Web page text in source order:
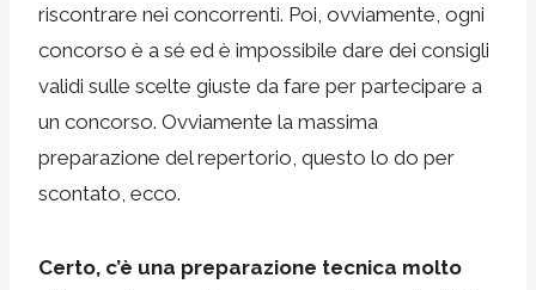
riscontrare nei concorrenti. Poi, ovviamente, ogni
concorso è a sé ed è impossibile dare dei consigli
validi sulle scelte giuste da fare per partecipare a
un concorso. Ovviamente la massima
preparazione del repertorio, questo lo do per
scontato, ecco.
Certo, c’è una preparazione tecnica molto